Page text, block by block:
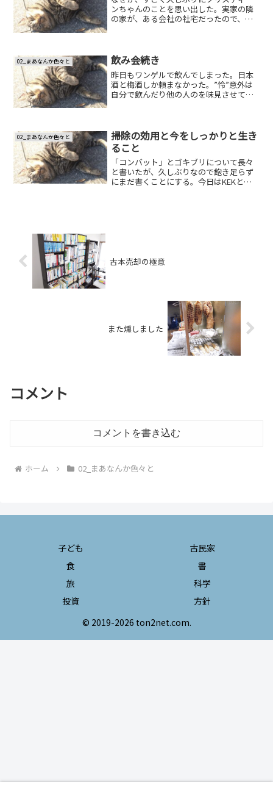
ンちゃんのことを思い出した。実家の隣
の家が、ある会社の社宅だったので、わ
スティーンちゃんは、僕と...
02_まあなんか色々と 飲み会続き
昨日もワンゲルで飲んでしまった。日本
酒と梅酒しか頼まなかった。”怜”意外は
自分で飲んだり他の人のを味見させても
は友人の内定祝いと...
02_まあなんか色々と
掃除の効用と今をしっかりと生き
ること
「コンバット」とゴキブリについて長々
と書いたが、久しぶりなので飽き足らず
にまだ書くことにする。今日はKEKと大
古本売却の極意
また燻しました
コメント
コメントを書き込む
ホーム 02_まあなんか色々と
子ども
古民家
食
書
旅
科学
投資
方針
© 2019-2026 ton2net.com.